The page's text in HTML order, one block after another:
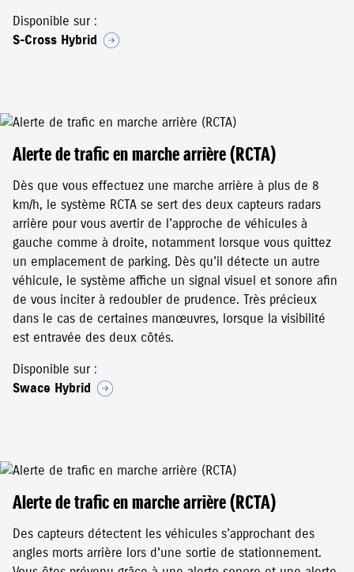
Disponible sur :
S-Cross Hybrid
Alerte de trafic en marche arrière (RCTA)
Dès que vous effectuez une marche arrière à plus de 8
km/h, le système RCTA se sert des deux capteurs radars
arrière pour vous avertir de l’approche de véhicules à
gauche comme à droite, notamment lorsque vous quittez
un emplacement de parking. Dès qu’il détecte un autre
véhicule, le système affiche un signal visuel et sonore afin
de vous inciter à redoubler de prudence. Très précieux
dans le cas de certaines manœuvres, lorsque la visibilité
est entravée des deux côtés.
Disponible sur :
Swace Hybrid
Alerte de trafic en marche arrière (RCTA)
Des capteurs détectent les véhicules s’approchant des
angles morts arrière lors d'une sortie de stationnement.